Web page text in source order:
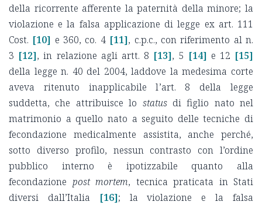
della ricorrente afferente la paternità della minore; la
violazione e la falsa applicazione di legge ex art. 111
Cost. [10] e 360, co. 4 [11], c.p.c., con riferimento al n.
3 [12], in relazione agli artt. 8 [13], 5 [14] e 12 [15]
della legge n. 40 del 2004, laddove la medesima corte
aveva ritenuto inapplicabile l’art. 8 della legge
suddetta, che attribuisce lo statusdi figlio nato nel
matrimonio a quello nato a seguito delle tecniche di
fecondazione medicalmente assistita, anche perché,
sotto diverso profilo, nessun contrasto con l’ordine
pubblico interno è ipotizzabile quanto alla
fecondazione post mortem, tecnica praticata in Stati
diversi dall’Italia
[16]; la violazione e la falsa